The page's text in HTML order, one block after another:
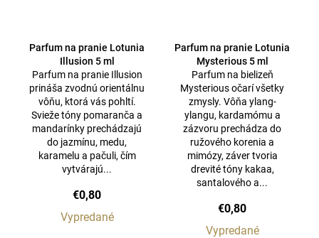
Parfum na pranie Lotunia
Illusion 5 ml
Parfum na pranie Illusion
prináša zvodnú orientálnu
vôňu, ktorá vás pohltí.
Svieže tóny pomaranča a
mandarínky prechádzajú
do jazmínu, medu,
karamelu a pačuli, čím
vytvárajú...
€0,80
Vypredané
Parfum na pranie Lotunia
Mysterious 5 ml
Parfum na bielizeň
Mysterious očarí všetky
zmysly. Vôňa ylang-
ylangu, kardamómu a
zázvoru prechádza do
ružového korenia a
mimózy, záver tvoria
drevité tóny kakaa,
santalového a...
€0,80
Vypredané